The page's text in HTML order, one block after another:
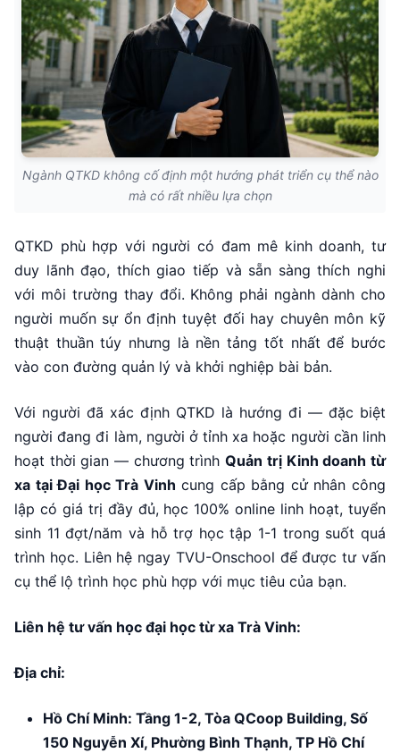
Ngành QTKD không cố định một hướng phát triển cụ thể nào
mà có rất nhiều lựa chọn
QTKD phù hợp với người có đam mê kinh doanh, tư
duy lãnh đạo, thích giao tiếp và sẵn sàng thích nghi
với môi trường thay đổi. Không phải ngành dành cho
người muốn sự ổn định tuyệt đối hay chuyên môn kỹ
thuật thuần túy nhưng là nền tảng tốt nhất để bước
vào con đường quản lý và khởi nghiệp bài bản.
Với người đã xác định QTKD là hướng đi — đặc biệt
người đang đi làm, người ở tỉnh xa hoặc người cần linh
hoạt thời gian — chương trìnhQuản trị Kinh doanh từ
xa tại Đại học Trà Vinh cung cấp bằng cử nhân công
lập có giá trị đầy đủ, học 100% online linh hoạt, tuyển
sinh 11 đợt/năm và hỗ trợ học tập 1-1 trong suốt quá
trình học. Liên hệ ngay TVU-Onschool để được tư vấn
cụ thể lộ trình học phù hợp với mục tiêu của bạn.
Liên hệ tư vấn học đại học từ xa Trà Vinh:
Địa chỉ:
Hồ Chí Minh: Tầng 1-2, Tòa QCoop Building, Số
150 Nguyễn Xí, Phường Bình Thạnh, TP Hồ Chí